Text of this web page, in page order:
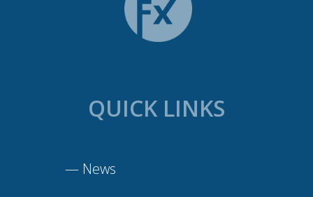
QUICK LINKS
— News